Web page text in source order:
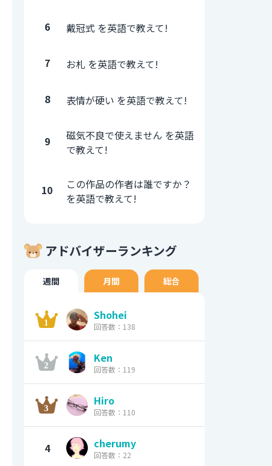
6 戴冠式 を英語で教えて!
7 お札 を英語で教えて!
8 表情が硬い を英語で教えて!
9
磁気不良で使えません を英語
で教えて!
10
この作品の作者は誰ですか？
を英語で教えて!
アドバイザーランキング
週間 月間 総合
Shohei
回答数：138
Ken
回答数：119
Hiro
回答数：110
4 cherumy
回答数：22